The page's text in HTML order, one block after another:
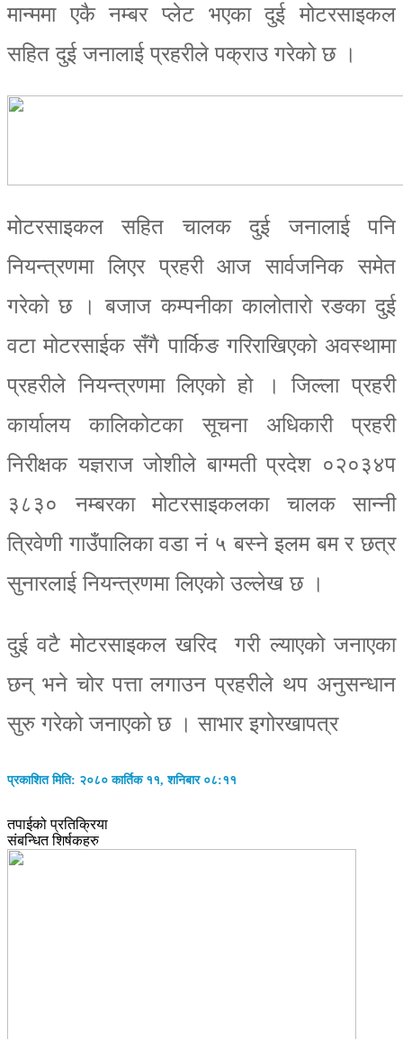
मान्ममा एकै नम्बर प्लेट भएका दुई मोटरसाइकल
सहित दुई जनालाई प्रहरीले पक्राउ गरेको छ ।
मोटरसाइकल सहित चालक दुई जनालाई पनि
नियन्त्रणमा लिएर प्रहरी आज सार्वजनिक समेत
गरेको छ । बजाज कम्पनीका कालोतारो रङका दुई
वटा मोटरसाईक सँगै पार्किङ गरिराखिएको अवस्थामा
प्रहरीले नियन्त्रणमा लिएको हो । जिल्ला प्रहरी
कार्यालय कालिकोटका सूचना अधिकारी प्रहरी
निरीक्षक यज्ञराज जोशीले बाग्मती प्रदेश ०२०३४प
३८३० नम्बरका मोटरसाइकलका चालक सान्नी
त्रिवेणी गाउँपालिका वडा नं ५ बस्ने इलम बम र छत्र
सुनारलाई नियन्त्रणमा लिएको उल्लेख छ ।
दुई वटै मोटरसाइकल खरिद गरी ल्याएको जनाएका
छन् भने चोर पत्ता लगाउन प्रहरीले थप अनुसन्धान
सुरु गरेको जनाएको छ । साभार इगोरखापत्र
प्रकाशित मिति: २०८० कार्तिक ११, शनिबार ०८:११
तपाईको प्रतिक्रिया
संबन्धित शिर्षकहरु